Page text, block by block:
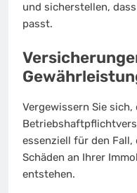
und sicherstellen,
passt.
Vergewissern Sie
essenziell für den
Schäden an Ihrer
entstehen.